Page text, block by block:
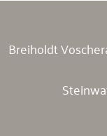
Breiholdt